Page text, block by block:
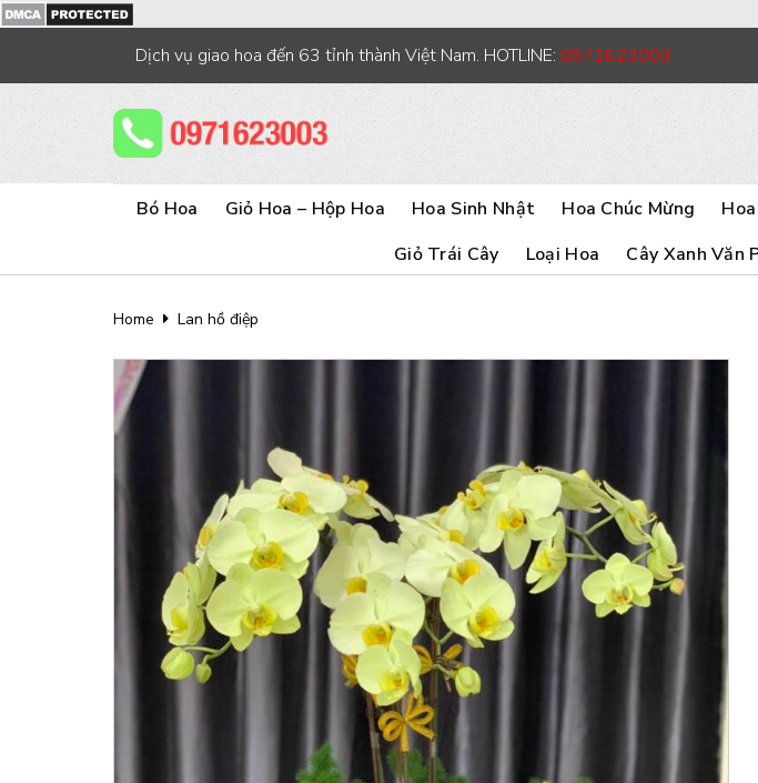
content
Dịch vụ giao hoa đến 63 tỉnh thành Việt Nam. HOTLINE: 0971623003
Bó Hoa Giỏ Hoa – Hộp Hoa Hoa Sinh Nhật Hoa Chúc Mừng
Giỏ Trái Cây
Loại Hoa Cây Xanh Văn
Home Lan hồ điệp